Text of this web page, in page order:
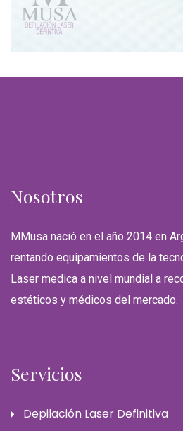
Nosotros
MMusa nació en el año 2014 en
rentando equipamientos de la
Laser medica a nivel mundial a
estéticos y médicos del mercado.
Servicios
Depilación Laser Definitiva